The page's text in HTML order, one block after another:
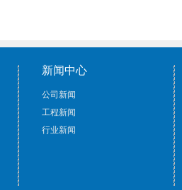
新闻中心
公司新闻
工程新闻
行业新闻